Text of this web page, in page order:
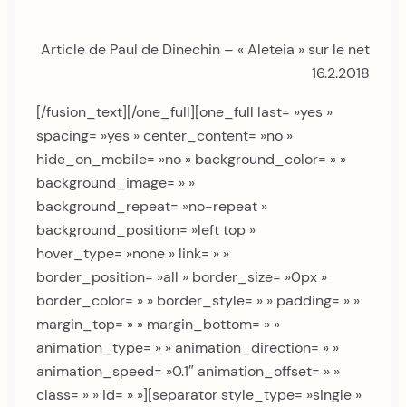
Article de Paul de Dinechin – « Aleteia » sur le net
16.2.2018
[/fusion_text][/one_full][one_full last= »yes »
spacing= »yes » center_content= »no »
hide_on_mobile= »no » background_color= » »
background_image= » »
background_repeat= »no-repeat »
background_position= »left top »
hover_type= »none » link= » »
border_position= »all » border_size= »0px »
border_color= » » border_style= » » padding= » »
margin_top= » » margin_bottom= » »
animation_type= » » animation_direction= » »
animation_speed= »0.1″ animation_offset= » »
class= » » id= » »][separator style_type= »single »